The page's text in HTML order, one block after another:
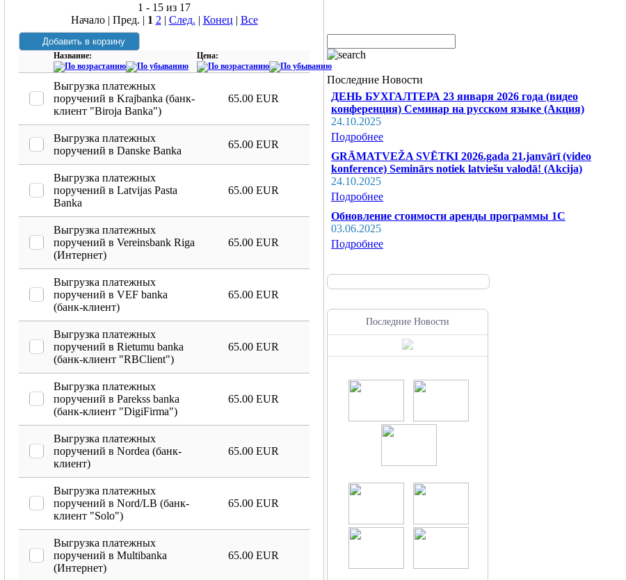
1 - 15 из 17
Начало | Пред. | 1 2 | След. | Конец | Все
Название: Цена:
Выгрузка платежных
поручений в Krajbanka (банк-
клиент "Biroja Banka")
65.00 EUR
Выгрузка платежных
поручений в Danske Banka
65.00 EUR
Выгрузка платежных
поручений в Latvijas Pasta
Banka
65.00 EUR
Выгрузка платежных
поручений в Vereinsbank Riga
(Интернет)
65.00 EUR
Выгрузка платежных
поручений в VEF banka
(банк-клиент)
65.00 EUR
Выгрузка платежных
поручений в Rietumu banka
(банк-клиент "RBClient")
65.00 EUR
Выгрузка платежных
поручений в Parekss banka
(банк-клиент "DigiFirma")
65.00 EUR
Выгрузка платежных
поручений в Nordea (банк-
клиент)
65.00 EUR
Выгрузка платежных
поручений в Nord/LB (банк-
клиент "Solo")
65.00 EUR
Выгрузка платежных
поручений в Multibanka
(Интернет)
65.00 EUR
Последние Новости
ДЕНЬ БУХГАЛТЕРА 23 января 2026 года (видео
конференция) Семинар на русском языке (Акция)
24.10.2025
Подробнее
GRĀMATVEŽA SVĒTKI 2026.gada 21.janvārī (video
konference) Seminārs notiek latviešu valodā! (Akcija)
24.10.2025
Подробнее
Обновление стоимости аренды программы 1С
03.06.2025
Подробнее
Последние Новости